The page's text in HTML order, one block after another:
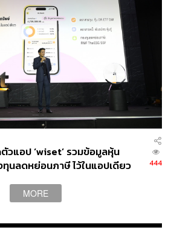
THE AUTHOR
THE STANDARD WEALTH
นักข่าวเศรษฐกิจ ธุรกิจ และการลงทุน โดย
ข่าว THE STANDARD
แอป ‘wiset’ รวมข้อมูลหุ้น
นลดหย่อนภาษี ไว้ในแอปเดียว
444
MORE